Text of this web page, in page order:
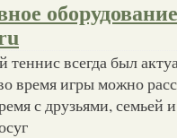
теннис всегда был
время игры можно
с друзьями, семьей